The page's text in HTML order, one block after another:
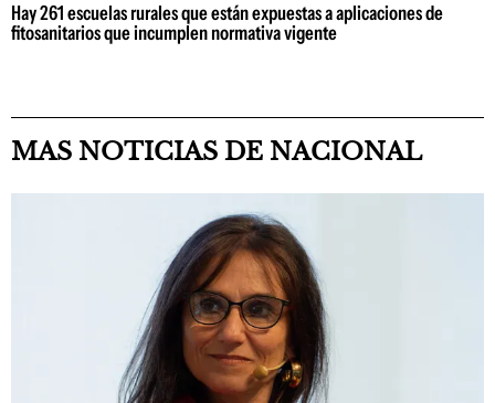
Hay 261 escuelas rurales que están expuestas a aplicaciones de
fitosanitarios que incumplen normativa vigente
MAS NOTICIAS DE NACIONAL